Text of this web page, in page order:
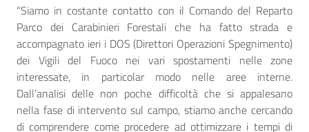
“Siamo in costante contatto con il Comando del Reparto
Parco dei Carabinieri Forestali che ha fatto strada e
accompagnato ieri i DOS (Direttori Operazioni Spegnimento)
dei Vigili del Fuoco nei vari spostamenti nelle zone
interessate, in particolar modo nelle aree interne.
Dall’analisi delle non poche difficoltà che si appalesano
nella fase di intervento sul campo, stiamo anche cercando
di comprendere come procedere ad ottimizzare i tempi di